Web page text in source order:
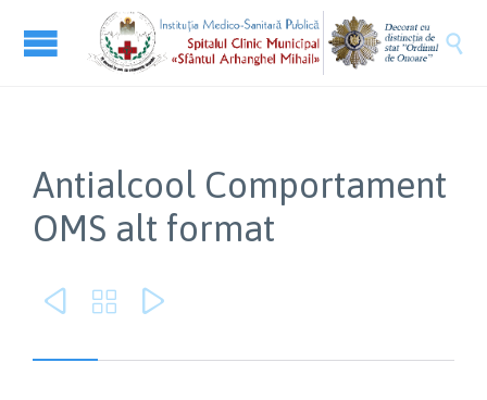

Antialcool Comportament
OMS alt format
  